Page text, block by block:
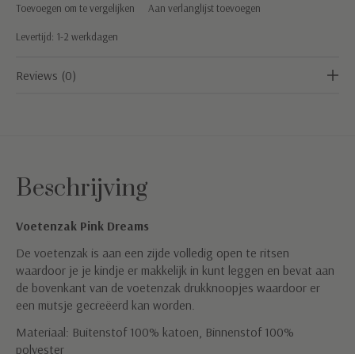
Toevoegen om te vergelijken Aan verlanglijst toevoegen
Levertijd: 1-2 werkdagen
Reviews (0)
Beschrijving
Voetenzak Pink Dreams
De voetenzak is aan een zijde volledig open te ritsen
waardoor je je kindje er makkelijk in kunt leggen en bevat aan
de bovenkant van de voetenzak drukknoopjes waardoor er
een mutsje gecreëerd kan worden.
Materiaal: Buitenstof 100% katoen, Binnenstof 100%
polyester